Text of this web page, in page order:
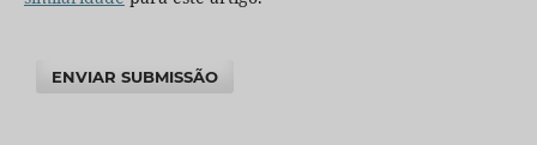
ENVIAR SUBMISSÃO